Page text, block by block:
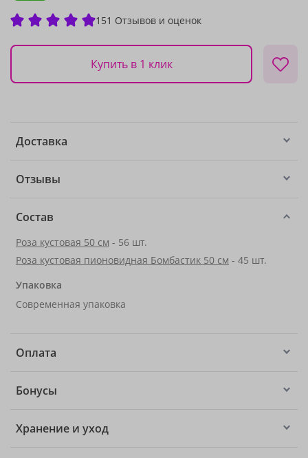
151 Отзывов и оценок
Купить в 1 клик
Доставка
Отзывы
Состав
Роза кустовая 50 см - 56 шт.
Роза кустовая пионовидная Бомбастик 50 см - 45 шт.
Упаковка
Современная упаковка
Оплата
Бонусы
Хранение и уход